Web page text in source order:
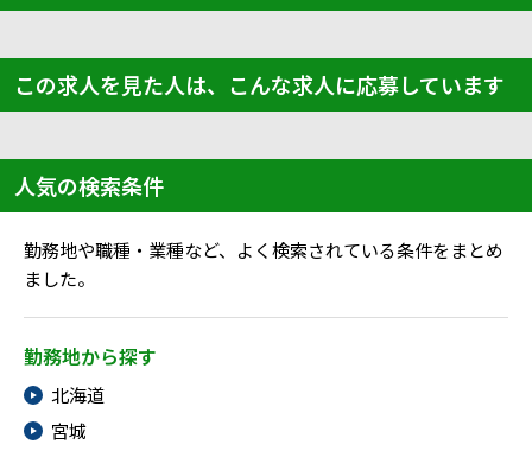
この求人を見た人は、こんな求人に応募しています
人気の検索条件
勤務地や職種・業種など、よく検索されている条件をまとめ
ました。
勤務地から探す
北海道
宮城